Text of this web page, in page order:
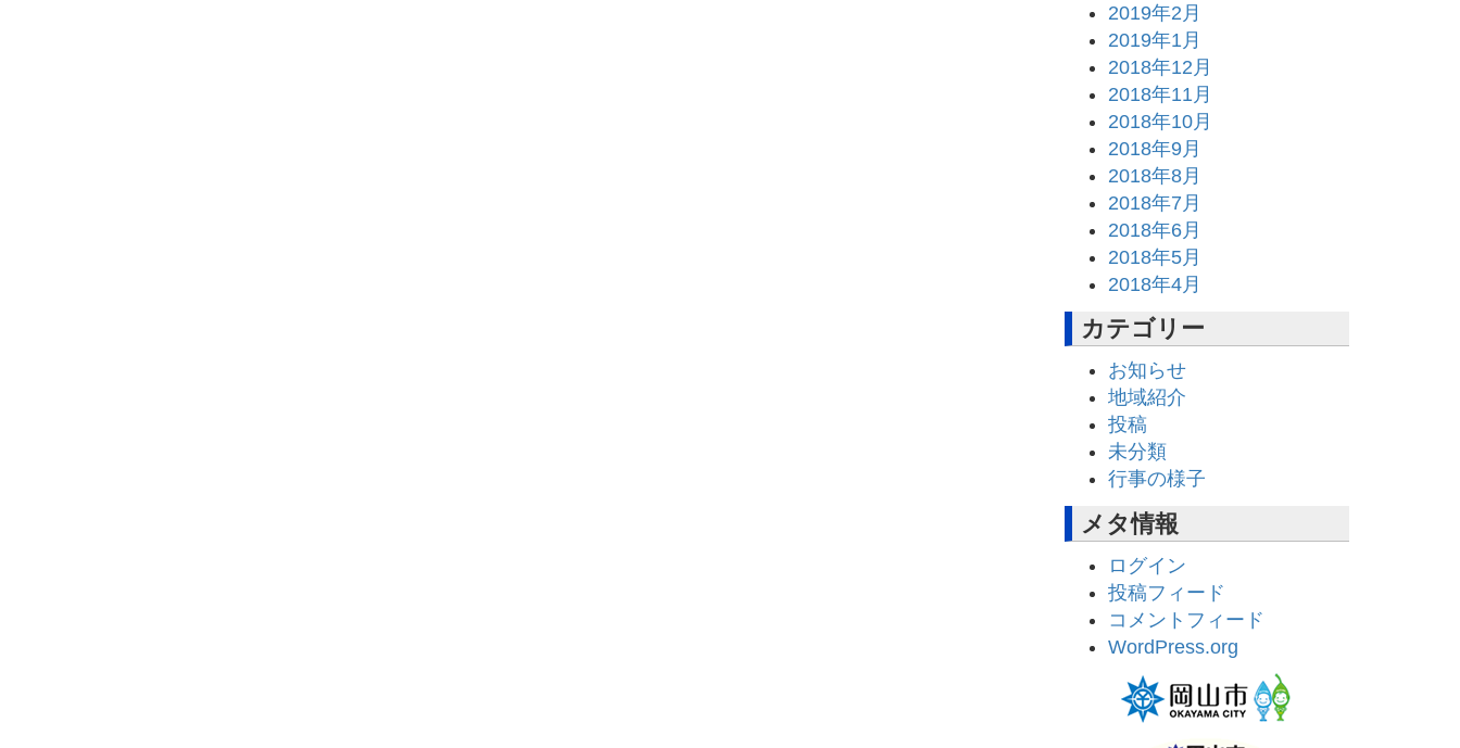
2019年2月
2019年1月
2018年12月
2018年11月
2018年10月
2018年9月
2018年8月
2018年7月
2018年6月
2018年5月
2018年4月
カテゴリー
お知らせ
地域紹介
投稿
未分類
行事の様子
メタ情報
ログイン
投稿フィード
コメントフィード
WordPress.org